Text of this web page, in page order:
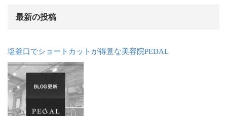
最新の投稿
塩釜口でショートカットが得意な美容院PEDAL